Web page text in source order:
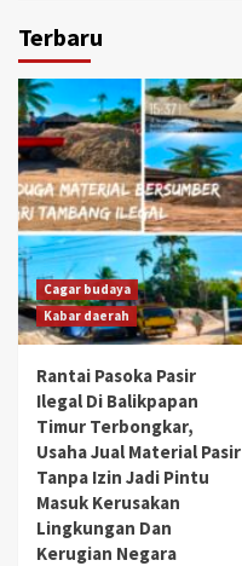
Terbaru
Cagar budaya
Kabar daerah
Rantai Pasoka Pasir
Ilegal Di Balikpapan
Timur Terbongkar,
Usaha Jual Material Pasir
Tanpa Izin Jadi Pintu
Masuk Kerusakan
Lingkungan Dan
Kerugian Negara